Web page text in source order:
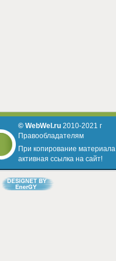
© WebWel.ru 2010-2021 г
Правообладателям
При копирование материала
активная ссылка на сайт!